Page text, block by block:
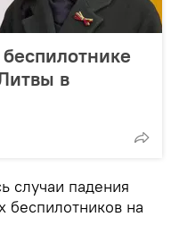
в
случаи падения
беспилотников на